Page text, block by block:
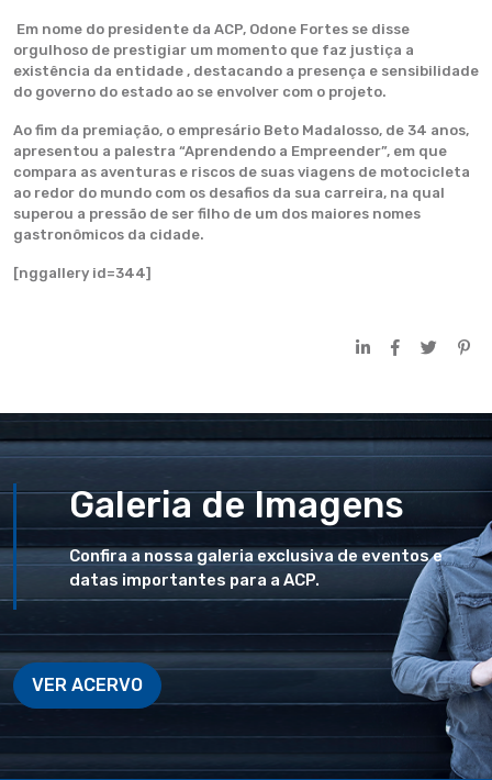
Em nome do presidente da ACP, Odone Fortes se disse
orgulhoso de prestigiar um momento que faz justiça a
existência da entidade , destacando a presença e sensibilidade
do governo do estado ao se envolver com o projeto.
Ao fim da premiação, o empresário Beto Madalosso, de 34 anos,
apresentou a palestra “Aprendendo a Empreender”, em que
compara as aventuras e riscos de suas viagens de motocicleta
ao redor do mundo com os desafios da sua carreira, na qual
superou a pressão de ser filho de um dos maiores nomes
gastronômicos da cidade.
[nggallery id=344]
Galeria de Imagens
Confira a nossa galeria exclusiva de eventos e
datas importantes para a ACP.
VER ACERVO